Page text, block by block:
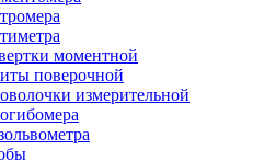
моментной
поверочной
измерительной